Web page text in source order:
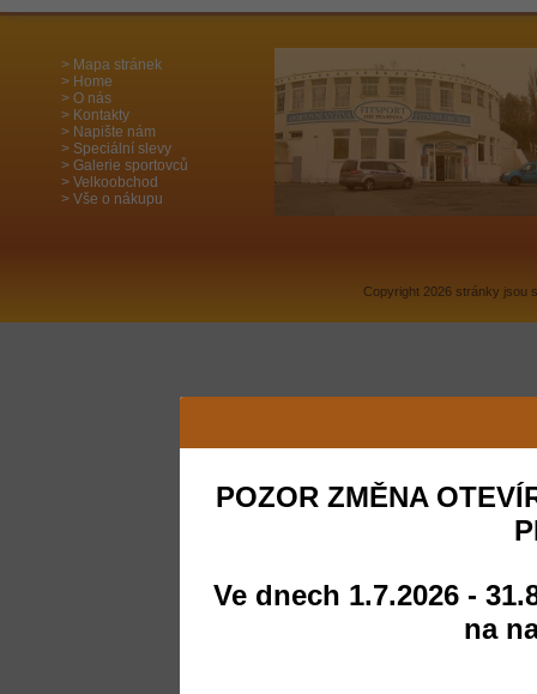
Mapa stránek
Home
O nás
Kontakty
Napište nám
Speciální slevy
Galerie sportovců
Velkoobchod
Vše o nákupu
POZOR ZMĚNA
Ve dnech 1.7.2026 -
na
Copyright 2026 stránky jsou